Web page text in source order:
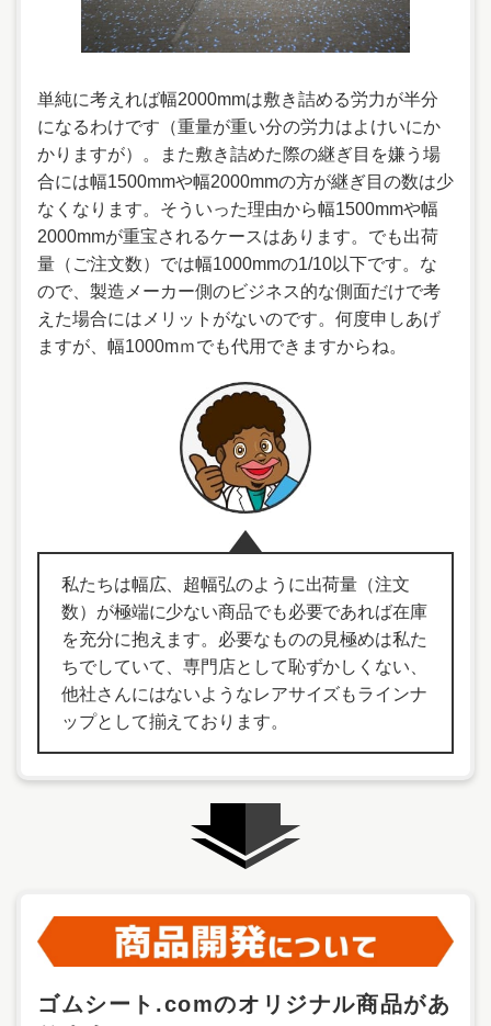
単純に考えれば幅2000mmは敷き詰める労力が半分
になるわけです（重量が重い分の労力はよけいにか
かりますが）。また敷き詰めた際の継ぎ目を嫌う場
合には幅1500mmや幅2000mmの方が継ぎ目の数は少
なくなります。そういった理由から幅1500mmや幅
2000mmが重宝されるケースはあります。でも出荷
量（ご注文数）では幅1000mmの1/10以下です。な
ので、製造メーカー側のビジネス的な側面だけで考
えた場合にはメリットがないのです。何度申しあげ
ますが、幅1000mｍでも代用できますからね。
私たちは幅広、超幅弘のように出荷量（注文
数）が極端に少ない商品でも必要であれば在庫
を充分に抱えます。必要なものの見極めは私た
ちでしていて、専門店として恥ずかしくない、
他社さんにはないようなレアサイズもラインナ
ップとして揃えております。
ゴムシート.comのオリジナル商品があ